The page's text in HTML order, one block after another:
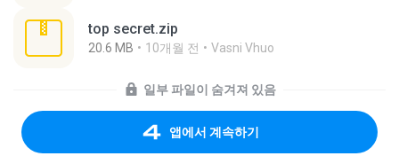
top secret.zip
20.6 MB 10개월 전 Vasni Vhuo
일부 파일이 숨겨져 있음
앱에서 계속하기